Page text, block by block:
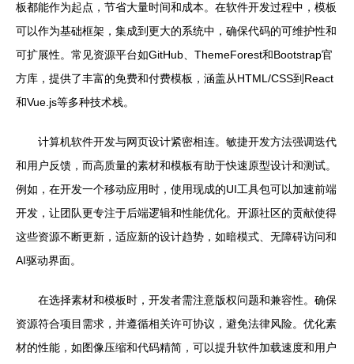
板都能作为起点，节省大量时间和成本。在软件开发过程中，模板
可以作为基础框架，集成到更大的系统中，确保代码的可维护性和
可扩展性。常见资源平台如GitHub、ThemeForest和Bootstrap官
方库，提供了丰富的免费和付费模板，涵盖从HTML/CSS到React
和Vue.js等多种技术栈。
计算机软件开发与网页设计紧密相连。敏捷开发方法强调迭代
和用户反馈，而高质量的素材和模板有助于快速原型设计和测试。
例如，在开发一个移动应用时，使用现成的UI工具包可以加速前端
开发，让团队更专注于后端逻辑和性能优化。开源社区的贡献使得
这些资源不断更新，适应新的设计趋势，如暗模式、无障碍访问和
AI驱动界面。
在选择素材和模板时，开发者需注意版权问题和兼容性。确保
资源符合项目需求，并遵循相关许可协议，避免法律风险。优化素
材的性能，如图像压缩和代码精简，可以提升软件加载速度和用户